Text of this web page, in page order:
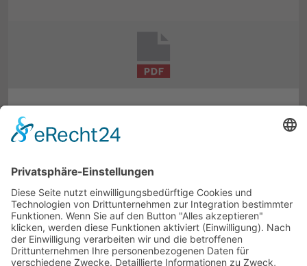
BILDERGALERIE · 8 ABBILDUNGEN